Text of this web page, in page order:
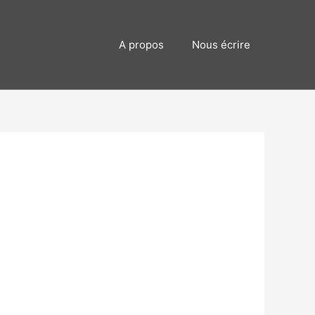
A propos Nous écrire